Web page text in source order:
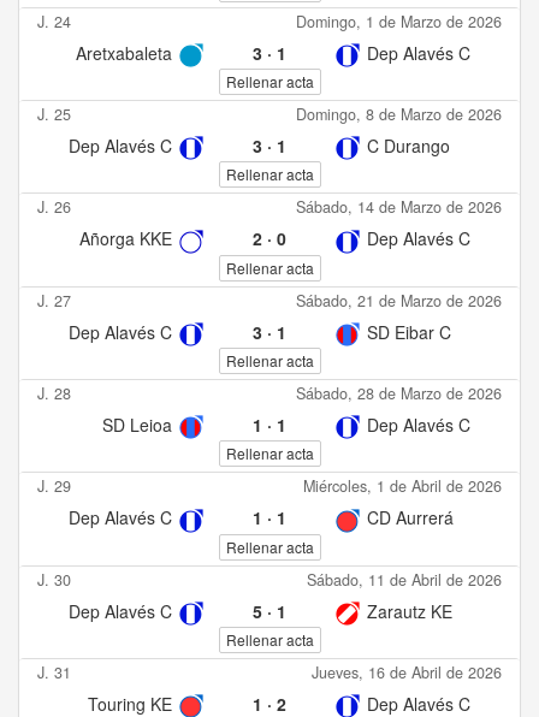
J. 24 Domingo, 1 de Marzo de 2026
Aretxabaleta 3· 1 Dep Alavés C
Rellenar acta
J. 25 Domingo, 8 de Marzo de 2026
Dep Alavés C 3· 1 C Durango
Rellenar acta
J. 26 Sábado, 14 de Marzo de 2026
Añorga KKE 2· 0 Dep Alavés C
Rellenar acta
J. 27 Sábado, 21 de Marzo de 2026
Dep Alavés C 3· 1 SD Eibar C
Rellenar acta
J. 28 Sábado, 28 de Marzo de 2026
SD Leioa 1 · 1 Dep Alavés C
Rellenar acta
J. 29 Miércoles, 1 de Abril de 2026
Dep Alavés C 1 · 1 CD Aurrerá
Rellenar acta
J. 30 Sábado, 11 de Abril de 2026
Dep Alavés C 5· 1 Zarautz KE
Rellenar acta
J. 31 Jueves, 16 de Abril de 2026
Touring KE 1 · 2 Dep Alavés C